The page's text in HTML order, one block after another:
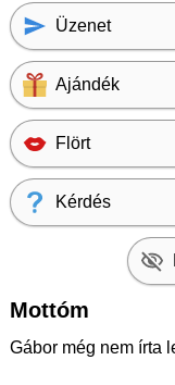
Üzenet
Ajándék
Flört
Kérdés
Mottóm
Gábor még nem írta